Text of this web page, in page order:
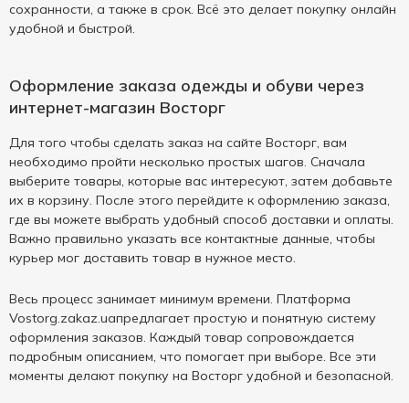
сохранности, а также в срок. Всё это делает покупку онлайн
удобной и быстрой.
Оформление заказа одежды и обуви через
интернет-магазин Восторг
Для того чтобы сделать заказ на сайте Восторг, вам
необходимо пройти несколько простых шагов. Сначала
выберите товары, которые вас интересуют, затем добавьте
их в корзину. После этого перейдите к оформлению заказа,
где вы можете выбрать удобный способ доставки и оплаты.
Важно правильно указать все контактные данные, чтобы
курьер мог доставить товар в нужное место.
Весь процесс занимает минимум времени. Платформа
Vostorg.zakaz.uaпредлагает простую и понятную систему
оформления заказов. Каждый товар сопровождается
подробным описанием, что помогает при выборе. Все эти
моменты делают покупку на Восторг удобной и безопасной.